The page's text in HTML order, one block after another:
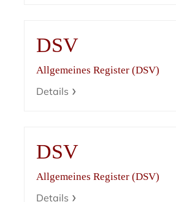
DSV
Allgemeines Register (DSV)
Details
DSV
Allgemeines Register (DSV)
Details